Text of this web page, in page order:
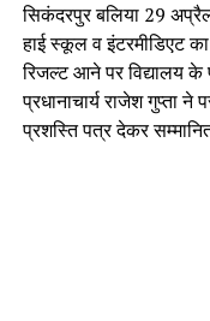
सिकंदरपुर बलिया 29
हाई स्कूल व इंटरमीडिएट
रिजल्ट आने पर विद्यालय के
प्रधानाचार्य राजेश गुप्ता ने
प्रशस्ति पत्र देकर